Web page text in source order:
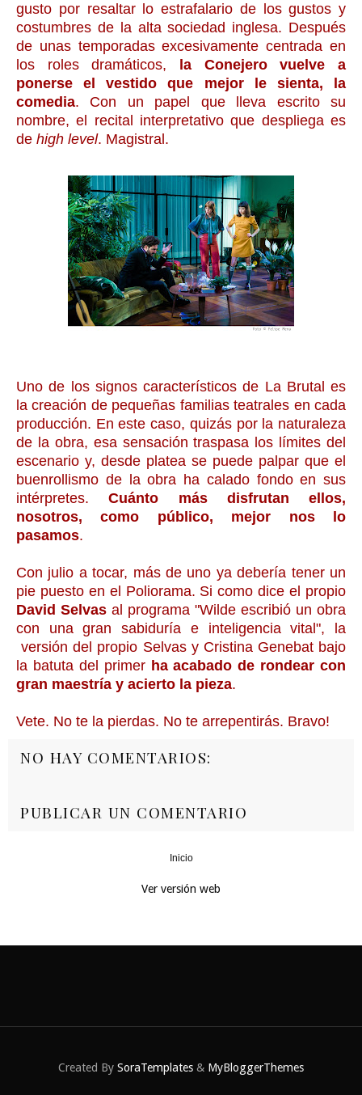
gusto por resaltar lo estrafalario de los gustos y
costumbres de la alta sociedad inglesa. Después
de unas temporadas excesivamente centrada en
los roles dramáticos,
la Conejero vuelve a
ponerse el vestido que mejor le sienta, la
comedia. Con un papel que lleva escrito su
nombre, el recital interpretativo que despliega es
de high level. Magistral.
Uno de los signos característicos de La Brutal es
la creación de pequeñas familias teatrales en cada
producción. En este caso, quizás por la naturaleza
de la obra, esa sensación traspasa los límites del
escenario y, desde platea se puede palpar que el
buenrollismo de la obra ha calado fondo en sus
intérpretes.Cuánto más disfrutan ellos,
nosotros, como público, mejor nos lo
pasamos.
Con julio a tocar, más de uno ya debería tener un
pie puesto en el Poliorama. Si como dice el propio
David Selvas al programa "Wilde escribió un obra
con una gran sabiduría e inteligencia vital", la
versión del propio Selvas y Cristina Genebat bajo
la batuta del primer ha acabado de rondear con
gran maestría y acierto la pieza.
Vete. No te la pierdas. No te arrepentirás. Bravo!
NO HAY COMENTARIOS:
PUBLICAR UN COMENTARIO
Inicio
Ver versión web
Created By SoraTemplates & MyBloggerThemes